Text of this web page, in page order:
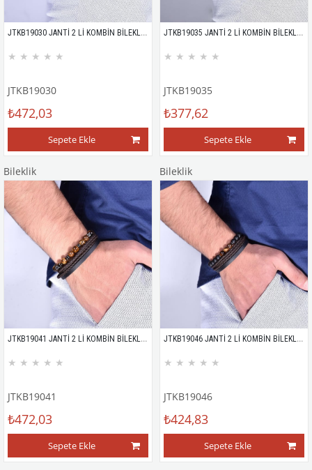
JTKB19030 JANTİ 2 Lİ KOMBİN BİLEKLİK KUTULU
★ ★ ★ ★ ★
JTKB19030
₺472,03
Sepete Ekle
JTKB19035 JANTİ 2 Lİ KOMBİN BİLEKLİK KUTULU
★ ★ ★ ★ ★
JTKB19035
₺377,62
Sepete Ekle
Bileklik
JTKB19041 JANTİ 2 Lİ KOMBİN BİLEKLİK KUTULU
★ ★ ★ ★ ★
JTKB19041
₺472,03
Sepete Ekle
Bileklik
JTKB19046 JANTİ 2 Lİ KOMBİN BİLEKLİK KUTULU
★ ★ ★ ★ ★
JTKB19046
₺424,83
Sepete Ekle